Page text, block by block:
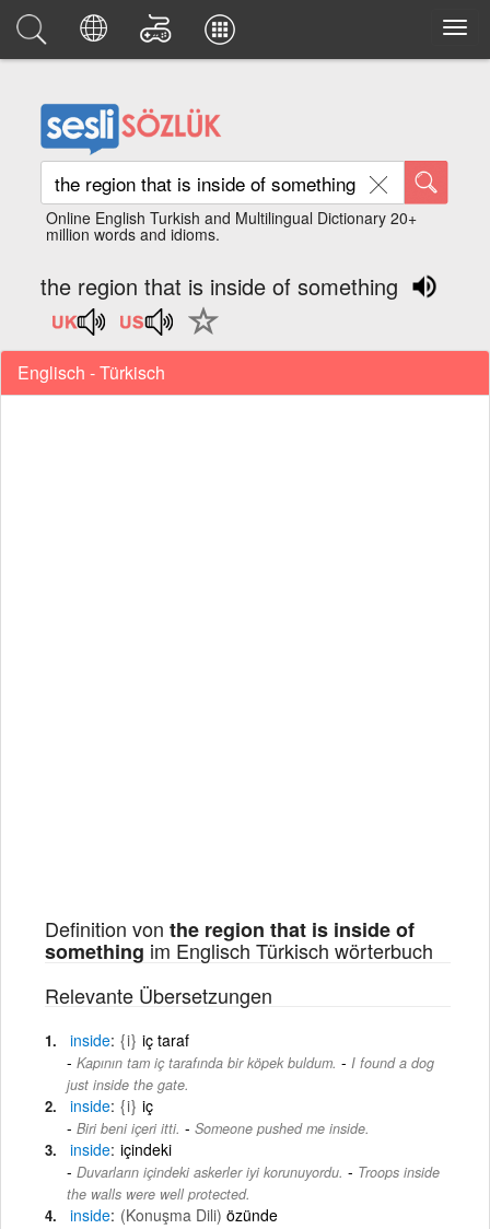
Online English Turkish and Multilingual Dictionary 20+
million words and idioms.
the region that is inside of something
Englisch - Türkisch
Definition von the region that is inside of
something im Englisch Türkisch wörterbuch
Relevante Übersetzungen
inside {i} iç taraf
Kapının tam iç tarafında bir köpek buldum. - I found a dog
just inside the gate.
inside {i} iç
Biri beni içeri itti. - Someone pushed me inside.
inside içindeki
Duvarların içindeki askerler iyi korunuyordu. - Troops inside
the walls were well protected.
inside (Konuşma Dili) özünde